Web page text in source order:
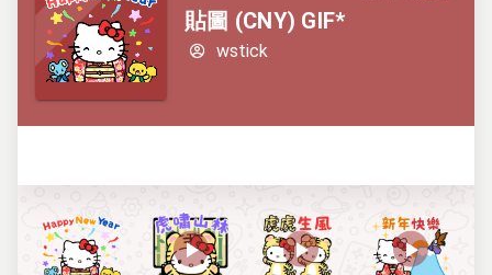
貼圖 (CNY) GIF*
wstick